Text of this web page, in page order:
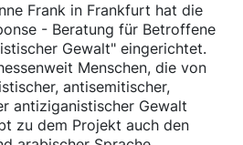
Frank in Frankfurt hat die
- Beratung für Betroffene
Gewalt" eingerichtet.
Menschen, die von
antisemitischer,
antiziganistischer Gewalt
zu dem Projekt auch den